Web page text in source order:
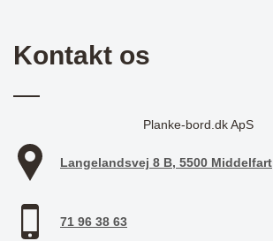
Kontakt os
Planke-bord.dk ApS
Langelandsvej 8 B, 5500 Middelfart
71 96 38 63